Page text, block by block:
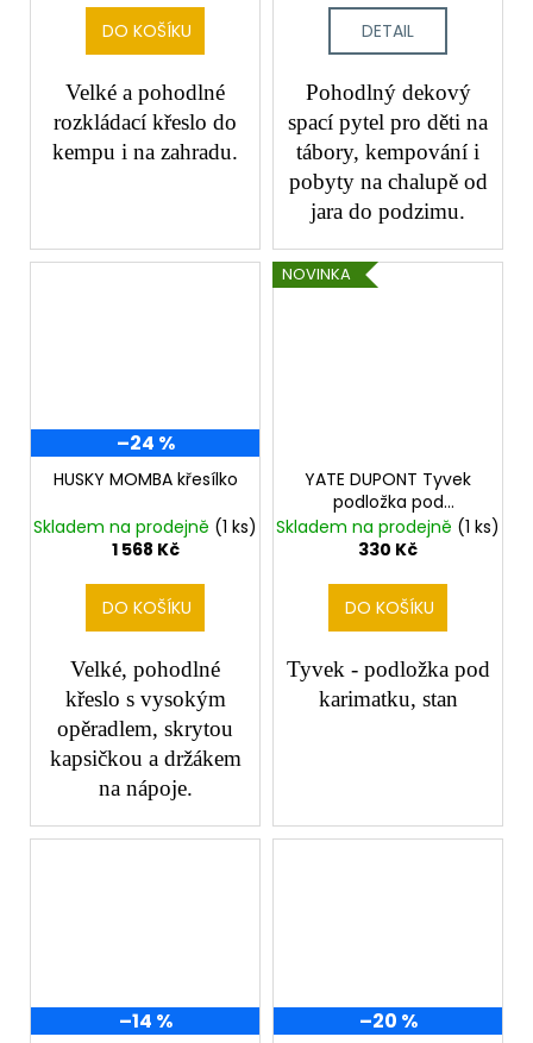
DO KOŠÍKU
Velké a pohodlné
rozkládací křeslo do
kempu i na zahradu.
DETAIL
Pohodlný dekový
spací pytel pro děti na
tábory, kempování i
pobyty na chalupě od
jara do podzimu.
–24 %
HUSKY MOMBA křesílko
Skladem na prodejně (1 ks)
1 568 Kč
DO KOŠÍKU
Velké, pohodlné
křeslo s vysokým
opěradlem, skrytou
kapsičkou a držákem
na nápoje.
NOVINKA
YATE DUPONT Tyvek
podložka pod
karimatku 230x150 cm
Skladem na prodejně (1 ks)
330 Kč
DO KOŠÍKU
Tyvek - podložka pod
karimatku, stan
–14 % –20 %